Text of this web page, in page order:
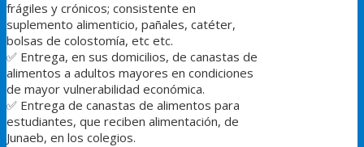
frágiles y crónicos; consistente en
suplemento alimenticio, pañales, catéter,
bolsas de colostomía, etc etc.
✅ Entrega, en sus domicilios, de canastas de
alimentos a adultos mayores en condiciones
de mayor vulnerabilidad económica.
✅ Entrega de canastas de alimentos para
estudiantes, que reciben alimentación, de
Junaeb, en los colegios.